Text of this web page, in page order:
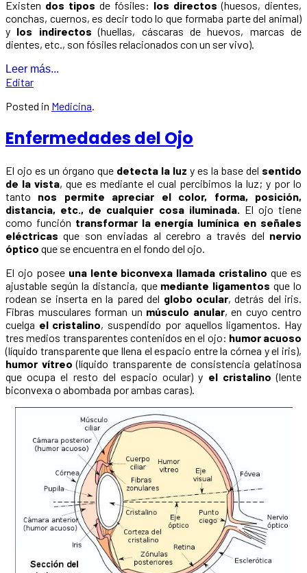
Existen dos tipos de fósiles: los directos (huesos, dientes,
conchas, cuernos, es decir todo lo que formaba parte del animal)
y los indirectos (huellas, cáscaras de huevos, marcas de
dientes, etc., son fósiles relacionados con un ser vivo).
Leer más...
Editar
Posted in Medicina.
Enfermedades del Ojo
El ojo es un órgano que detecta la luz y es la base del sentido
de la vista, que es mediante el cual percibimos la luz; y por lo
tanto nos permite apreciar el color, forma, posición,
distancia, etc., de cualquier cosa iluminada.
El ojo tiene
como función transformar la energía lumínica en señales
eléctricas que son enviadas al cerebro a través del nervio
óptico que se encuentra en el fondo del ojo.
El ojo posee una lente biconvexa llamada cristalino que es
ajustable según la distancia, que mediante ligamentos que lo
rodean se inserta en la pared del globo ocular, detrás del iris.
Fibras musculares forman un músculo anular, en cuyo centro
cuelga el cristalino, suspendido por aquellos ligamentos. Hay
tres medios transparentes contenidos en el ojo: humor acuoso
(líquido transparente que llena el espacio entre la córnea y el iris),
humor vítreo (líquido transparente de consistencia gelatinosa
que ocupa el resto del espacio ocular) y el cristalino (lente
biconvexa o abombada por ambas caras).